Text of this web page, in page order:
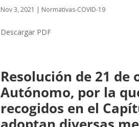
Nov 3, 2021 | Normativas-COVID-19
Descargar PDF
Resolución de 21 de
Autónomo, por la
recogidos en el